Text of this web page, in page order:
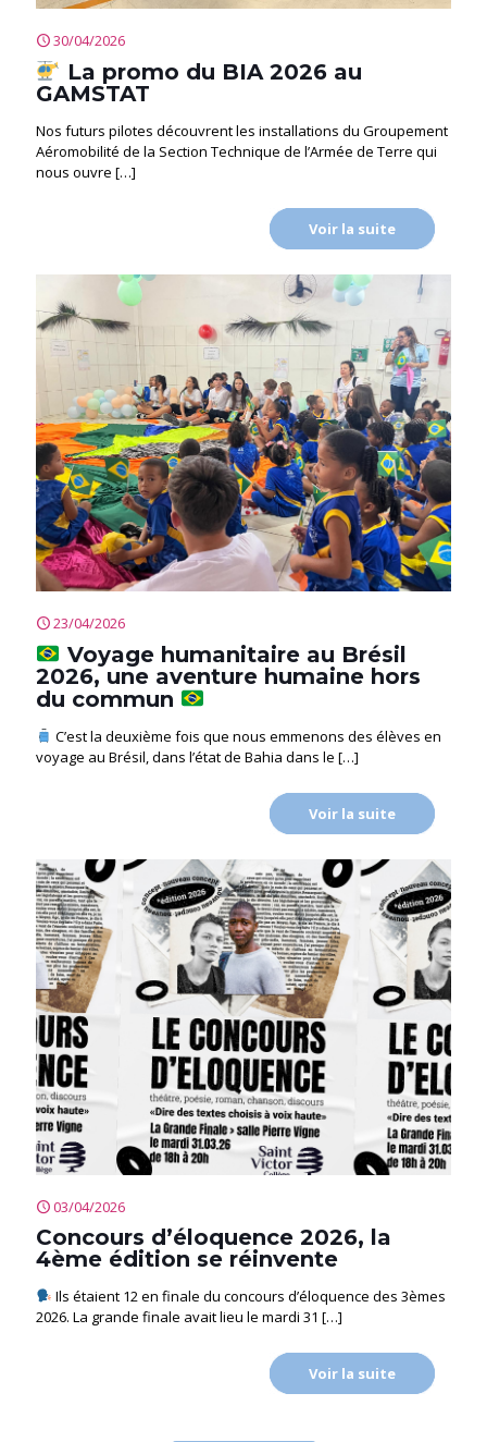
30/04/2026
La promo du BIA 2026 au
GAMSTAT
Nos futurs pilotes découvrent les installations du Groupement
Aéromobilité de la Section Technique de l’Armée de Terre qui
nous ouvre […]
Voir la suite
23/04/2026
Voyage humanitaire au Brésil
2026, une aventure humaine hors
du commun
C’est la deuxième fois que nous emmenons des élèves en
voyage au Brésil, dans l’état de Bahia dans le […]
Voir la suite
03/04/2026
Concours d’éloquence 2026, la
4ème édition se réinvente
Ils étaient 12 en finale du concours d’éloquence des 3èmes
2026. La grande finale avait lieu le mardi 31 […]
Voir la suite